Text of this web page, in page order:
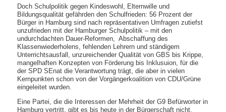
Doch Schulpolitik gegen Kindeswohl, Elternwille und
Bildungsqualität gefährden den Schulfrieden: 56 Prozent der
Bürger in Hamburg sind nach repräsentativen Umfragen zutiefst
unzufrieden mit der Hamburger Schulpolitik – mit den
undurchdachten Dauer-Reformen, Abschaffung des
Klassenwiederholens, fehlenden Lehrern und ständigem
Unterrichtsausfall, unzureichender Qualität von GBS bis Krippe,
mangelhaften Konzepten von Förderung bis Inklusuion, für die
der SPD SEnat die Verantwortung trägt, die aber in vielen
Kernpunkten schon von der Vorgängerkoalition von CDU/Grüne
eingeleitet wurden.
Eine Partei, die die Interessen der Mehrheit der G9 Befürworter in
Hamburg vertritt, gibt es bis heute in der Bürgerschaft nicht.